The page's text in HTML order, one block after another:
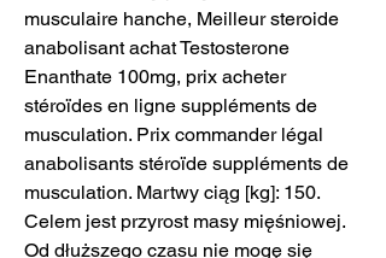
musculaire hanche, Meilleur steroide
anabolisant achat Testosterone
Enanthate 100mg, prix acheter
stéroïdes en ligne suppléments de
musculation. Prix commander légal
anabolisants stéroïde suppléments de
musculation. Martwy ciąg [kg]: 150.
Celem jest przyrost masy mięśniowej.
Od dłuższego czasu nie mogę się